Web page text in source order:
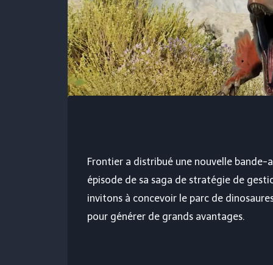
Frontier a distribué une nouvelle bande-
épisode de sa saga de stratégie de
invitons à concevoir le parc de
pour générer de grands avantages.